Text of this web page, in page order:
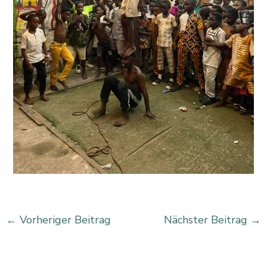
← Vorheriger Beitrag Nächster Beitrag →